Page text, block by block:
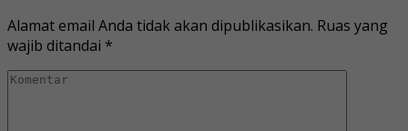
Alamat email Anda tidak akan dipublikasikan. Ruas yang
wajib ditandai *